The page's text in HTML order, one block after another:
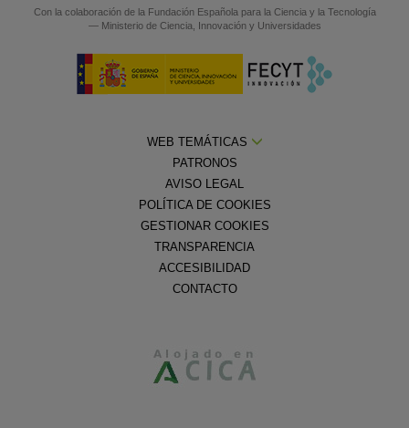
Con la colaboración de la Fundación Española para la Ciencia y la Tecnología
— Ministerio de Ciencia, Innovación y Universidades
WEB TEMÁTICAS
PATRONOS
AVISO LEGAL
POLÍTICA DE COOKIES
GESTIONAR COOKIES
TRANSPARENCIA
ACCESIBILIDAD
CONTACTO